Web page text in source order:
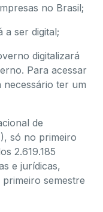
no Brasil;
a ser digital;
digitalizará
Para acessar
necessário ter um
de
só no primeiro
2.619.185
e jurídicas,
semestre